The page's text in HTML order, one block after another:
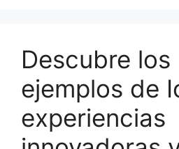
Descubre los
ejemplos de
experiencias